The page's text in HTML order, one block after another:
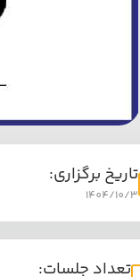
تاریخ برگزاری:
1404/10/3
تعداد جلسات: